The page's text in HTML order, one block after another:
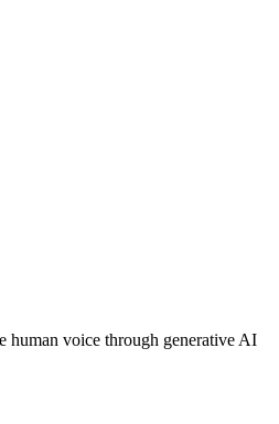
human voice through generative AI